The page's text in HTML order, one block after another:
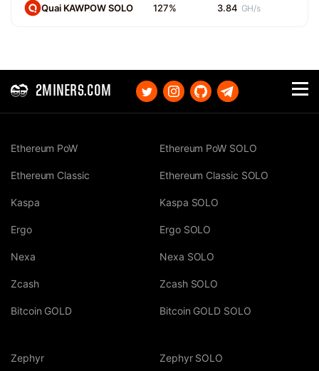
Quai KAWPOW SOLO 127% 3.84 GH/s
2MINERS.COM
Ethereum PoW
Ethereum Classic
Kaspa
Ergo
Nexa
Zcash
Bitcoin GOLD
Ethereum PoW SOLO
Ethereum Classic SOLO
Kaspa SOLO
Ergo SOLO
Nexa SOLO
Zcash SOLO
Bitcoin GOLD SOLO
Zephyr Zephyr SOLO